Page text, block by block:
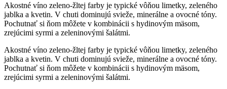
Akostné víno zeleno-žltej farby je typické vôňou limetky, zeleného
jablka a kvetin. V chuti dominujú svieže, minerálne a ovocné tóny.
Pochutnať si ňom môžete v kombinácii s hydinovým mäsom,
zrejúcimi syrmi a zeleninovými šalátmi.
Akostné víno zeleno-žltej farby je typické vôňou limetky, zeleného
jablka a kvetin. V chuti dominujú svieže, minerálne a ovocné tóny.
Pochutnať si ňom môžete v kombinácii s hydinovým mäsom,
zrejúcimi syrmi a zeleninovými šalátmi.